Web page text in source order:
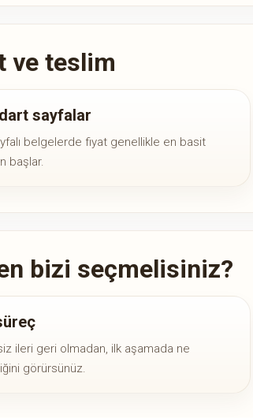
ve teslim
sayfalar
belgelerde fiyat genellikle en basit
başlar.
bizi seçmelisiniz?
ileri geri olmadan, ilk aşamada ne
görürsünüz.